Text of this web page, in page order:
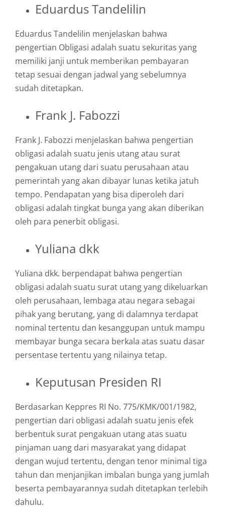
Eduardus Tandelilin
Eduardus Tandelilin menjelaskan bahwa
pengertian Obligasi adalah suatu sekuritas yang
memiliki janji untuk memberikan pembayaran
tetap sesuai dengan jadwal yang sebelumnya
sudah ditetapkan.
Frank J. Fabozzi
Frank J. Fabozzi menjelaskan bahwa pengertian
obligasi adalah suatu jenis utang atau surat
pengakuan utang dari suatu perusahaan atau
pemerintah yang akan dibayar lunas ketika jatuh
tempo. Pendapatan yang bisa diperoleh dari
obligasi adalah tingkat bunga yang akan diberikan
oleh para penerbit obligasi.
Yuliana dkk
Yuliana dkk. berpendapat bahwa pengertian
obligasi adalah suatu surat utang yang dikeluarkan
oleh perusahaan, lembaga atau negara sebagai
pihak yang berutang, yang di dalamnya terdapat
nominal tertentu dan kesanggupan untuk mampu
membayar bunga secara berkala atas suatu dasar
persentase tertentu yang nilainya tetap.
Keputusan Presiden RI
Berdasarkan Keppres RI No. 775/KMK/001/1982,
pengertian dari obligasi adalah suatu jenis efek
berbentuk surat pengakuan utang atas suatu
pinjaman uang dari masyarakat yang didapat
dengan wujud tertentu, dengan tenor minimal tiga
tahun dan menjanjikan imbalan bunga yang jumlah
beserta pembayarannya sudah ditetapkan terlebih
dahulu.